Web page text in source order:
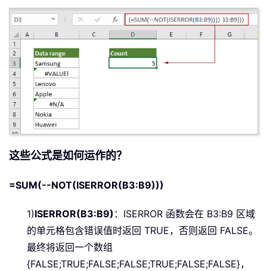
这些公式是如何运作的？
=SUM(--NOT(ISERROR(B3:B9)))
1)ISERROR(B3:B9) ：ISERROR 函数会在 B3:B9 区域
的单元格包含错误值时返回 TRUE，否则返回 FALSE。
最终将返回一个数组
{FALSE;TRUE;FALSE;FALSE;TRUE;FALSE;FALSE}，